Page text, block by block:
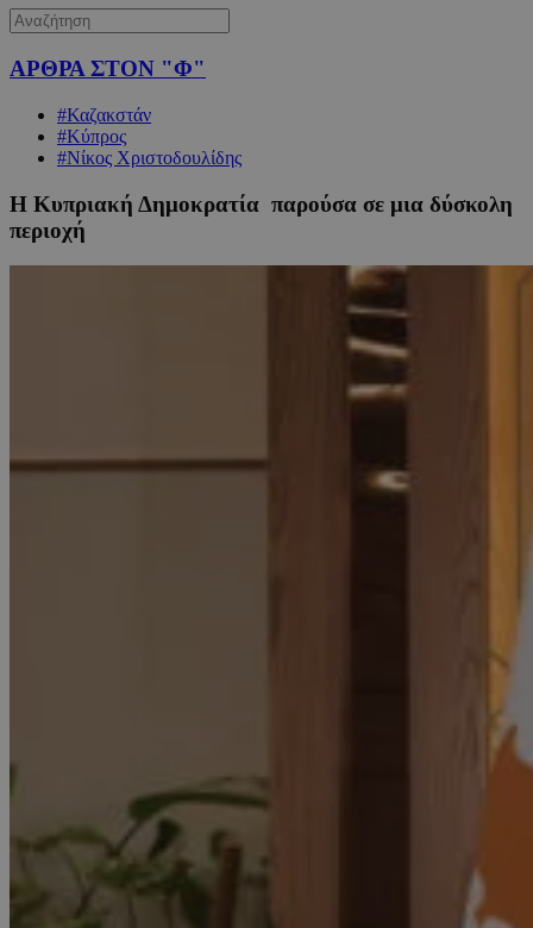
ΑΡΘΡΑ ΣΤΟΝ "Φ"
#Καζακστάν
#Κύπρος
#Νίκος Χριστοδουλίδης
Η Κυπριακή Δημοκρατία παρούσα σε μια δύσκολη
περιοχή